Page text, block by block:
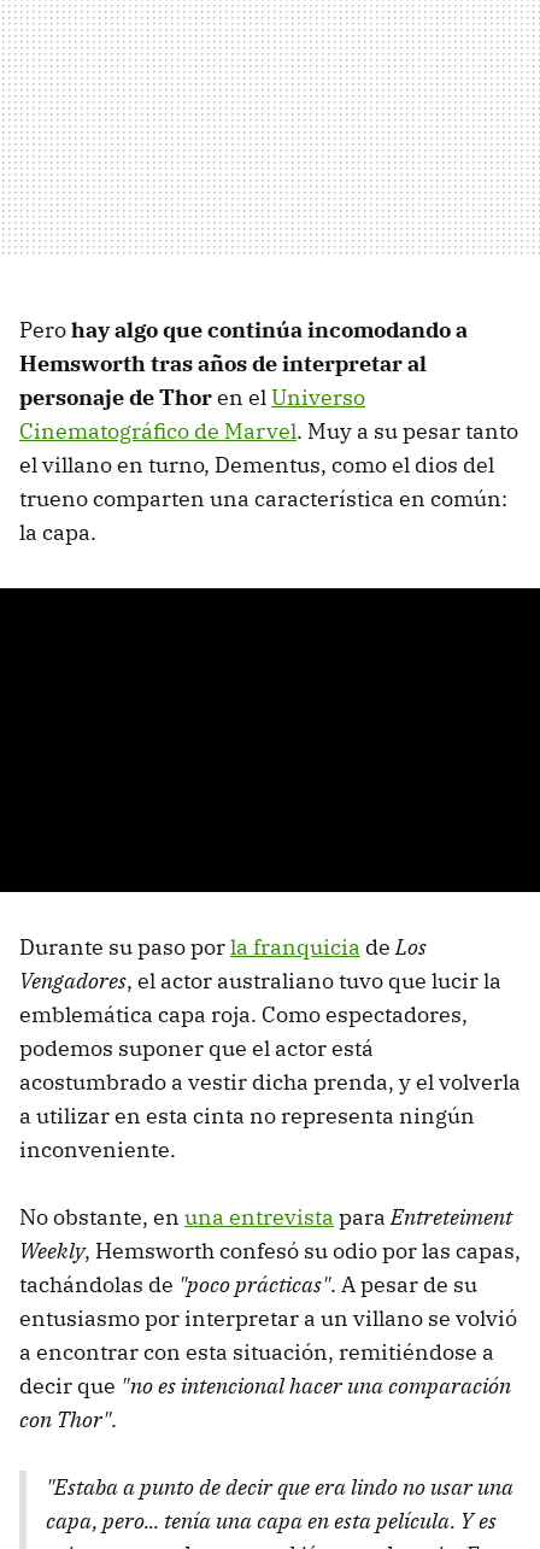
Perohay algo que continúa incomodando a
Hemsworth tras años de interpretar al
personaje de Thoren elUniverso
Cinematográfico de Marvel. Muy a su pesar tanto
el villano en turno, Dementus, como el dios del
trueno comparten una característica en común:
la capa.
Durante su paso porla franquicia deLos
Vengadores, el actor australiano tuvo que lucir la
emblemática capa roja. Como espectadores,
podemos suponer que el actor está
acostumbrado a vestir dicha prenda, y el volverla
a utilizar en esta cinta no representa ningún
inconveniente.
No obstante, en una entrevista paraEntreteiment
Weekly, Hemsworth confesó su odio por las capas,
tachándolas de "poco prácticas". A pesar de su
entusiasmo por interpretar a un villano se volvió
a encontrar con esta situación, remitiéndose a
decir que "no es intencional hacer una comparación
con Thor".
"Estaba a punto de decir que era lindo no usar una
capa, pero... tenía una capa en esta película. Y es